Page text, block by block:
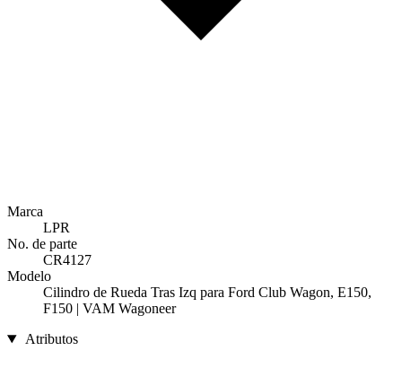
Marca
LPR
No. de parte
CR4127
Modelo
Cilindro de Rueda Tras Izq para Ford Club Wagon, E150,
F150 | VAM Wagoneer
Atributos